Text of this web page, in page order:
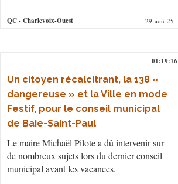
QC- Charlevoix-Ouest 29-aoû-25
01:19:16
Un citoyen récalcitrant, la 138 «
dangereuse » et la Ville en mode
Festif, pour le conseil municipal
de Baie-Saint-Paul
Le maire Michaël Pilote a dû intervenir sur
de nombreux sujets lors du dernier conseil
municipal avant les vacances.